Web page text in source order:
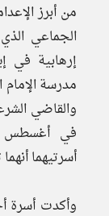
إرهابية في
مدرسة الإمام
والقاضي
أسرتيهما
وأكدت أسرة